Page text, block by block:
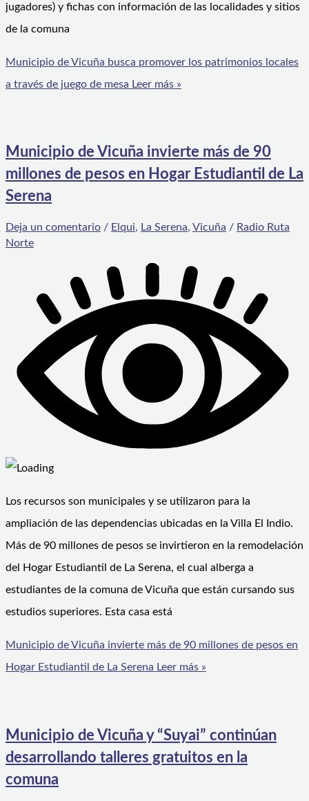
jugadores) y fichas con información de las localidades y sitios
de la comuna
Municipio de Vicuña busca promover los patrimonios locales
a través de juego de mesa Leer más »
Municipio de Vicuña invierte más de 90
millones de pesos en Hogar Estudiantil de La
Serena
Deja un comentario / Elqui, La Serena, Vicuña / Radio Ruta
Norte
Los recursos son municipales y se utilizaron para la
ampliación de las dependencias ubicadas en la Villa El Indio.
Más de 90 millones de pesos se invirtieron en la remodelación
del Hogar Estudiantil de La Serena, el cual alberga a
estudiantes de la comuna de Vicuña que están cursando sus
estudios superiores. Esta casa está
Municipio de Vicuña invierte más de 90 millones de pesos en
Hogar Estudiantil de La Serena Leer más »
Municipio de Vicuña y “Suyai” continúan
desarrollando talleres gratuitos en la
comuna